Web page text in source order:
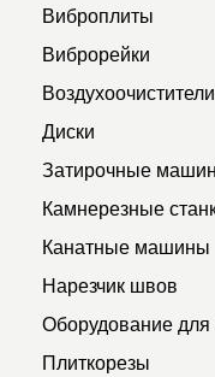
Виброплиты
Виброрейки
Воздухоочистители
Диски
Затирочные
Камнерезные
Канатные машины
Нарезчик швов
Оборудование для
Плиткорезы